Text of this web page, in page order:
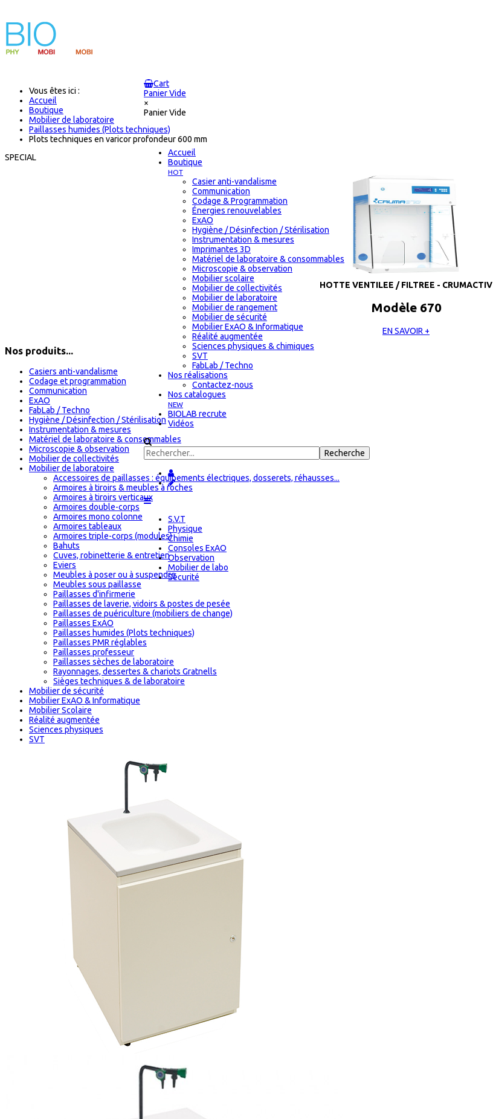
Cart
Panier Vide
×
Panier Vide
Accueil
Boutique
HOT
Casier anti-vandalisme
Communication
Codage & Programmation
Énergies renouvelables
ExAO
Hygiène / Désinfection / Stérilisation
Instrumentation & mesures
Imprimantes 3D
Matériel de laboratoire & consommables
Microscopie & observation
Mobilier scolaire
Mobilier de collectivités
Mobilier de laboratoire
Mobilier de rangement
Mobilier de sécurité
Mobilier ExAO & Informatique
Réalité augmentée
Sciences physiques & chimiques
SVT
FabLab / Techno
Nos réalisations
Contactez-nous
Nos catalogues
NEW
BIOLAB recrute
Vidéos
S.V.T
Physique
Chimie
Consoles ExAO
Observation
Mobilier de labo
Sécurité
Vous êtes ici :
Accueil
Boutique
Mobilier de laboratoire
Paillasses humides (Plots techniques)
Plots techniques en varicor profondeur 600 mm
SPECIAL
HOTTE VENTILEE / FILTREE - CRUMACTIV
Modèle 670
EN SAVOIR +
Nos produits...
Casiers anti-vandalisme
Codage et programmation
Communication
ExAO
FabLab / Techno
Hygiène / Désinfection / Stérilisation
Instrumentation & mesures
Matériel de laboratoire & consommables
Microscopie & observation
Mobilier de collectivités
Mobilier de laboratoire
Accessoires de paillasses : équipements électriques, dosserets, réhausses...
Armoires à tiroirs & meubles à roches
Armoires à tiroirs verticaux
Armoires double-corps
Armoires mono colonne
Armoires tableaux
Armoires triple-corps (modules)
Bahuts
Cuves, robinetterie & entretien
Eviers
Meubles à poser ou à suspendre
Meubles sous paillasse
Paillasses d'infirmerie
Paillasses de laverie, vidoirs & postes de pesée
Paillasses de puériculture (mobiliers de change)
Paillasses ExAO
Paillasses humides (Plots techniques)
Paillasses PMR réglables
Paillasses professeur
Paillasses sèches de laboratoire
Rayonnages, dessertes & chariots Gratnells
Sièges techniques & de laboratoire
Mobilier de sécurité
Mobilier ExAO & Informatique
Mobilier Scolaire
Réalité augmentée
Sciences physiques
SVT